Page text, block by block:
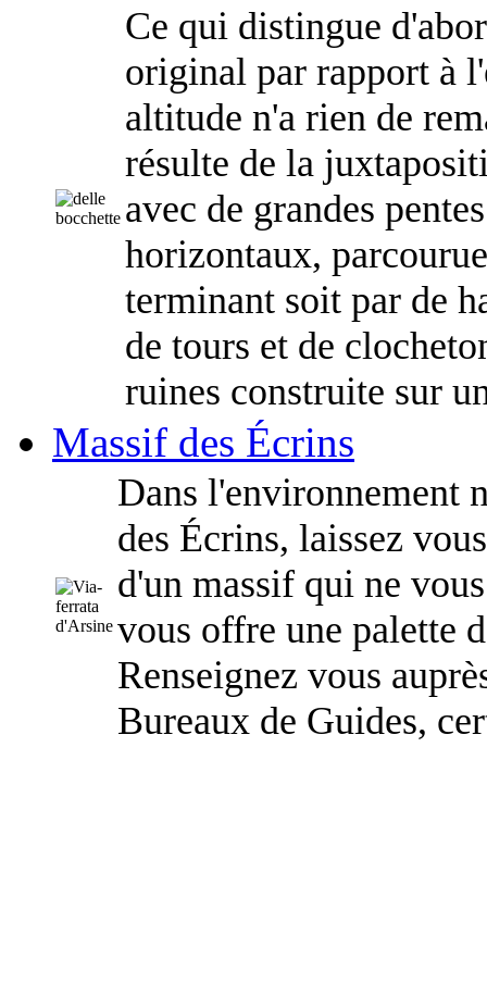
Ce qui distingue
original par rapport à
altitude n'a rien de
résulte de la
avec de grandes
horizontaux,
terminant soit par de
de tours et de
ruines construite sur
Massif des Écrins
Dans l'environnement
des Écrins, laissez
d'un massif qui ne
vous offre une palette
Renseignez vous
Bureaux de Guides,